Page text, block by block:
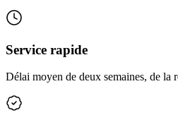
Service rapide
Délai moyen de deux semaines, de la